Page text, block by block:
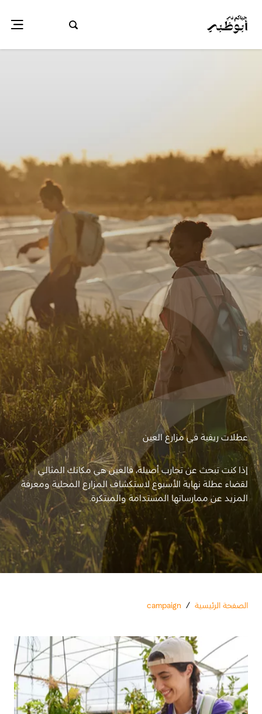
عطلات ريفية في مزارع العين
إذا كنت تبحث عن تجارب أصيلة، فالعين هي مكانك المثالي
لقضاء عطلة نهاية الأسبوع لاستكشاف المزارع المحلية ومعرفة
المزيد عن ممارساتها المستدامة والمبتكرة.
الصفحة الرئيسية /
campaign